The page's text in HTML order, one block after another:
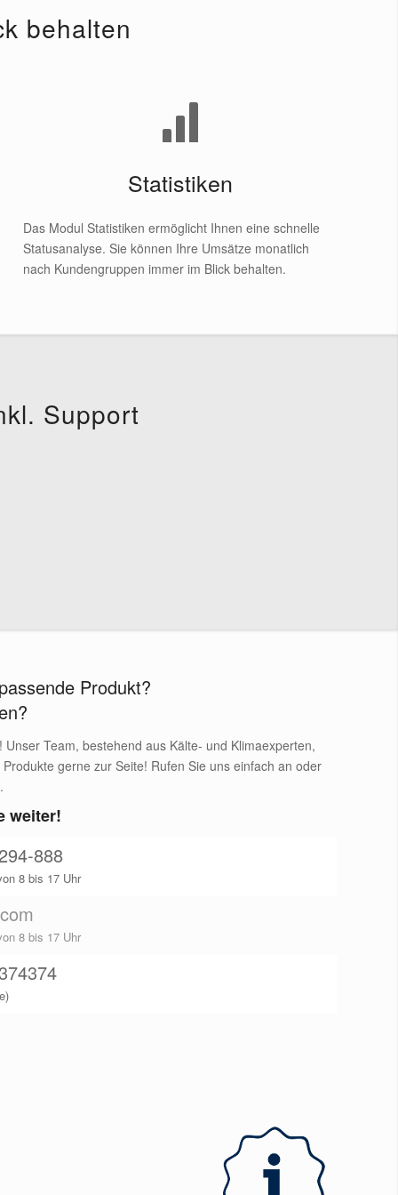
behalten
Statistiken
Das Modul Statistiken ermöglicht Ihnen eine schnelle
Statusanalyse. Sie können Ihre Umsätze monatlich
nach Kundengruppen immer im Blick behalten.
Support
Produkt?
Team, bestehend aus Kälte- und Klimaexperten,
gerne zur Seite! Rufen Sie uns einfach an oder
weiter!
888
8 bis 17 Uhr
8 bis 17 Uhr